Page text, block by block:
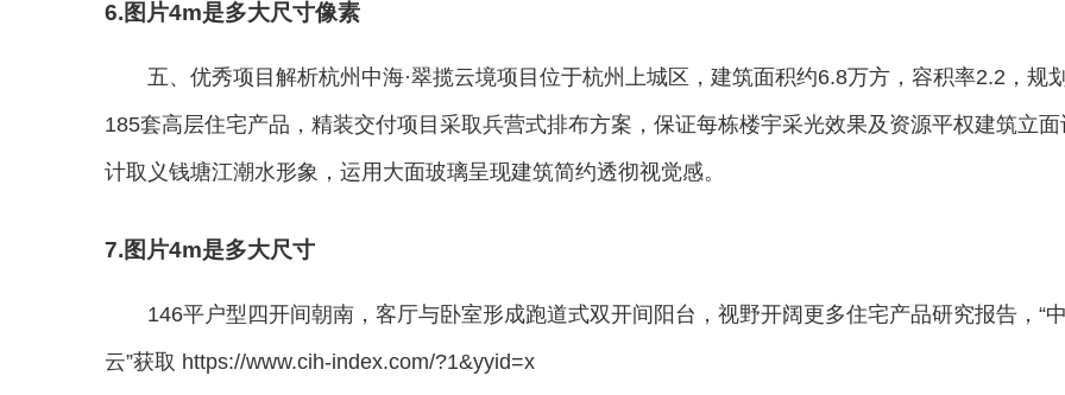
6.图片4m是多大尺寸像素
五、优秀项目解析杭州中海·翠揽云境项目位于杭州上城区，建筑面积约6.8万方，容积率2.2，规
185套高层住宅产品，精装交付项目采取兵营式排布方案，保证每栋楼宇采光效果及资源平权建筑立面
计取义钱塘江潮水形象，运用大面玻璃呈现建筑简约透彻视觉感。
7.图片4m是多大尺寸
146平户型四开间朝南，客厅与卧室形成跑道式双开间阳台，视野开阔更多住宅产品研究报告，“
云”获取 https://www.cih-index.com/?1&yyid=x